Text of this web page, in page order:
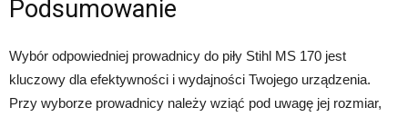
Podsumowanie
Wybór odpowiedniej prowadnicy do piły Stihl MS 170 jest
kluczowy dla efektywności i wydajności Twojego urządzenia.
Przy wyborze prowadnicy należy wziąć pod uwagę jej rozmiar,